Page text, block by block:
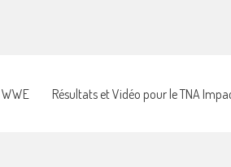
Résultats et Vidéo pour le TNA